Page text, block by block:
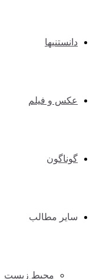
دانستنیها
عکس و فیلم
گوناگون
سایر مطالب
محیط زیست